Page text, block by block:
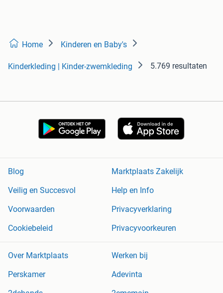
Home Kinderen en Baby's
Kinderkleding | Kinder-zwemkleding 5.769 resultaten
Blog
Marktplaats Zakelijk
Veilig en Succesvol
Help en Info
Voorwaarden
Privacyverklaring
Cookiebeleid
Privacyvoorkeuren
Over Marktplaats
Werken bij
Perskamer
Adevinta